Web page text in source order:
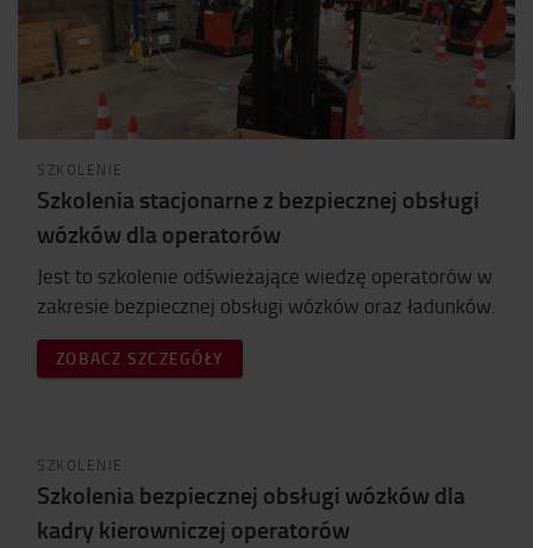
SZKOLENIE
Szkolenia stacjonarne z bezpiecznej obsługi
wózków dla operatorów
Jest to szkolenie odświeżające wiedzę operatorów w
zakresie bezpiecznej obsługi wózków oraz ładunków.
ZOBACZ SZCZEGÓŁY
SZKOLENIE
Szkolenia bezpiecznej obsługi wózków dla
kadry kierowniczej operatorów